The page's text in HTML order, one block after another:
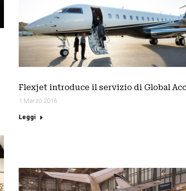
Flexjet introduce il servizio di Global
1 Marzo 2016
Leggi